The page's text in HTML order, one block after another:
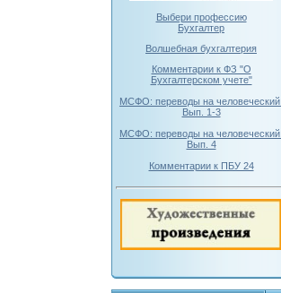
Выбери профессию
Бухгалтер
Волшебная бухгалтерия
Комментарии к ФЗ "О
Бухгалтерском учете"
МСФО: переводы на человеческий.
Вып. 1-3
МСФО: переводы на человеческий.
Вып. 4
Комментарии к ПБУ 24